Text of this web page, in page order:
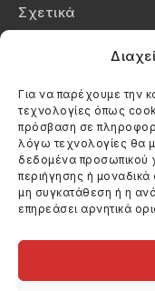
Για να παρέχουμε την
τεχνολογίες όπως
πρόσβαση σε
λόγω τεχνολογίες θα
δεδομένα προσωπικού
περιήγησης ή
μη συγκατάθεση ή η
επηρεάσει αρνητικά
Σχετικά
Πολιτική Cookies
Στοιχεία
Καλεσέ μας
(+30)
Στείλε μας email